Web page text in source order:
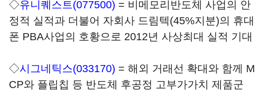
◇유니퀘스트(077500) = 비메모리반도체 사업의 안
정적 실적과 더불어 자회사 드림텍(45%지분)의 휴대
폰 PBA사업의 호황으로 2012년 사상최대 실적 기대
◇시그네틱스(033170) = 해외 거래선 확대와 함께 M
CP와 플립칩 등 반도체 후공정 고부가가치 제품군